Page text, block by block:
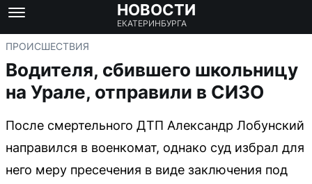
НОВОСТИ
ЕКАТЕРИНБУРГА
ПРОИСШЕСТВИЯ
Водителя, сбившего школьницу
на Урале, отправили в СИЗО
После смертельного ДТП Александр Лобунский
направился в военкомат, однако суд избрал для
него меру пресечения в виде заключения под